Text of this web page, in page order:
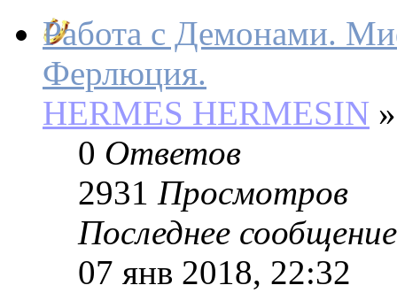
Работа с Демонами.
Ферлюция.
HERMES HERMESIN »
0 Ответов
2931 Просмотров
Последнее сообщение
07 янв 2018, 22:32